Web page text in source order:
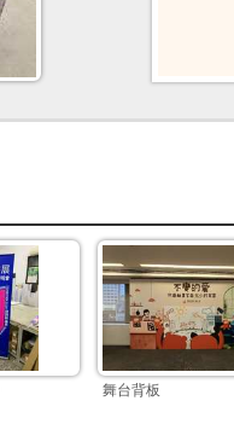
舞台背板